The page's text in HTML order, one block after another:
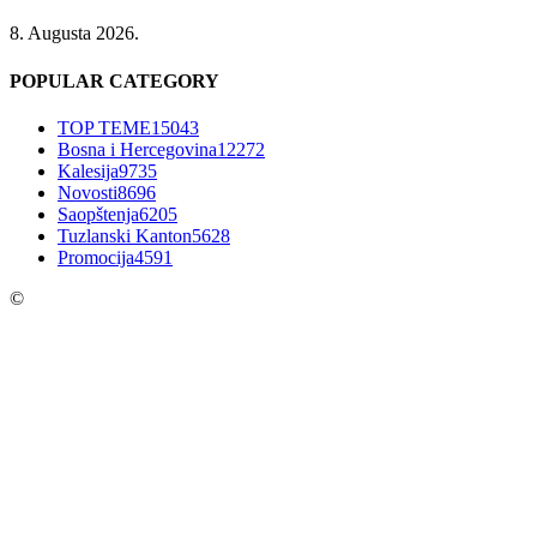
8. Augusta 2026.
POPULAR CATEGORY
TOP TEME15043
Bosna i Hercegovina12272
Kalesija9735
Novosti8696
Saopštenja6205
Tuzlanski Kanton5628
Promocija4591
©